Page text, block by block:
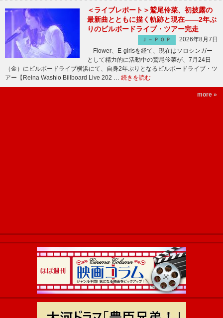
＜ライブレポート＞鷲尾伶菜、初披露の
最新曲とともに描く軌跡と現在――2年ぶ
りのビルボードライブ・ツアー完走
Ｊ－ＰＯＰ
2026年8月7日
Flower、E-girlsを経て、現在はソロシンガー
として精力的に活動中の鷲尾伶菜が、7月24日
（金）にビルボードライブ横浜にて、自身2年ぶりとなるビルボードライブ・ツ
アー【Reina Washio Billboard Live 202 … 続きを読む
more »